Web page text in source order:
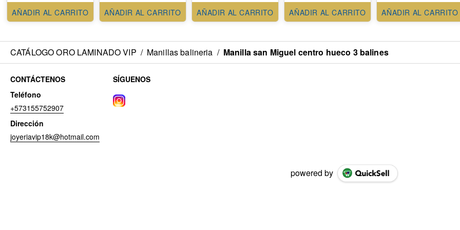
AÑADIR AL CARRITO AÑADIR AL CARRITO AÑADIR AL CARRITO AÑADIR AL CARRITO AÑADIR AL CARRITO
CATÁLOGO ORO LAMINADO VIP / Manillas balineria / Manilla san Miguel centro hueco 3 balines
CONTÁCTENOS
Teléfono
+573155752907
Dirección
joyeriavip18k@hotmail.com
SÍGUENOS
powered by